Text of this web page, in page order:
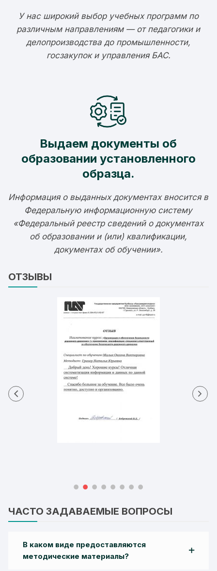
У нас широкий выбор учебных программ по
различным направлениям — от педагогики и
делопроизводства до промышленности,
госзакупок и управления БАС.
Выдаем документы об
образовании установленного
образца.
Информация о выданных документах вносится в
Федеральную информационную систему
«Федеральный реестр сведений о документах
об образовании и (или) квалификации,
документах об обучении».
ОТЗЫВЫ
ЧАСТО ЗАДАВАЕМЫЕ ВОПРОСЫ
В каком виде предоставляются
методические материалы?